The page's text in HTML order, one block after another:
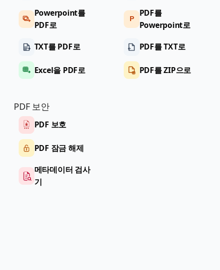
Powerpoint를
PDF로
TXT를 PDF로
Excel을 PDF로
P
PDF를
Powerpoint로
PDF를 TXT로
PDF를 ZIP으로
PDF 보안
PDF 보호
PDF 잠금 해제
메타데이터 검사
기